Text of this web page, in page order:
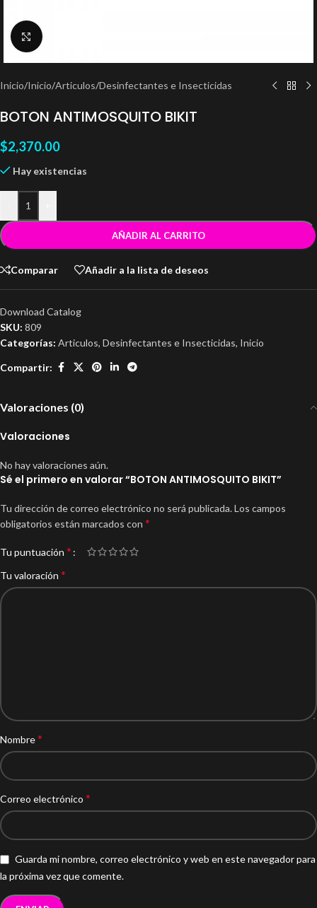
Clic para ampliar
Inicio/Inicio/Articulos/Desinfectantes e Insecticidas
BOTON ANTIMOSQUITO BIKIT
$2,370.00
Hay existencias
AÑADIR AL CARRITO
Comparar Añadir a la lista de deseos
Download Catalog
SKU: 809
Categorías: Articulos, Desinfectantes e Insecticidas, Inicio
Compartir:
Valoraciones (0)
Valoraciones
No hay valoraciones aún.
Sé el primero en valorar “BOTON ANTIMOSQUITO BIKIT”
Tu dirección de correo electrónico no será publicada.Los campos
obligatorios están marcados con *
Tu puntuación *
Tu valoración *
Nombre*
Correo electrónico *
Guarda mi nombre, correo electrónico y web en este navegador para
la próxima vez que comente.